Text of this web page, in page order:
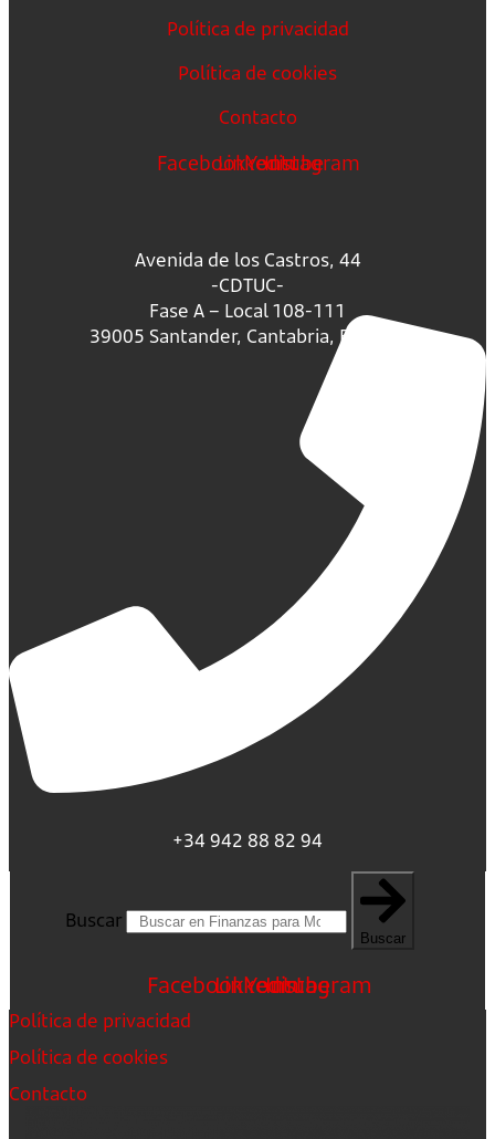
Política de privacidad
Política de cookies
Contacto
FacebookLinkedin
Youtube
Instagram
Avenida de los Castros, 44
-CDTUC-
Fase A – Local 108-111
39005 Santander, Cantabria, España.
+34 942 88 82 94
Buscar
Buscar
FacebookLinkedin
Youtube
Instagram
Política de privacidad
Política de cookies
Contacto